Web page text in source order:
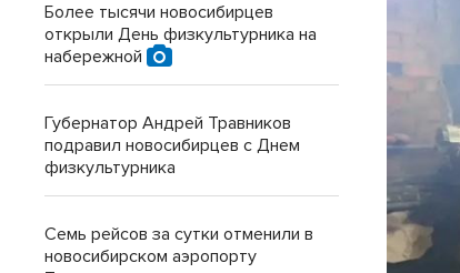
Более тысячи новосибирцев
открыли День физкультурника на
набережной
Губернатор Андрей Травников
подравил новосибирцев с Днем
физкультурника
Семь рейсов за сутки отменили в
новосибирском аэропорту